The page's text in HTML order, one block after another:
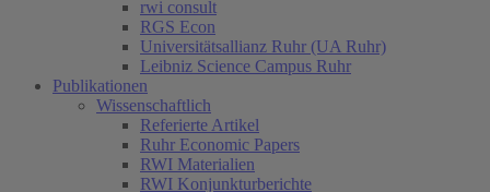
rwi consult
RGS Econ
Universitätsallianz Ruhr (UA Ruhr)
Leibniz Science Campus Ruhr
Publikationen
Wissenschaftlich
Referierte Artikel
Ruhr Economic Papers
RWI Materialien
RWI Konjunkturberichte